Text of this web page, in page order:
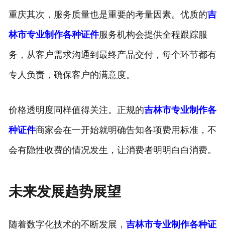
重庆其次，服务质量也是重要的考量因素。优质的吉
林市专业制作各种证件服务机构会提供全程跟踪服
务，从客户需求沟通到最终产品交付，每个环节都有
专人负责，确保客户的满意度。
价格透明度同样值得关注。正规的吉林市专业制作各
种证件商家会在一开始就明确告知各项费用标准，不
会有隐性收费的情况发生，让消费者明明白白消费。
未来发展趋势展望
随着数字化技术的不断发展， 吉林市专业制作各种证